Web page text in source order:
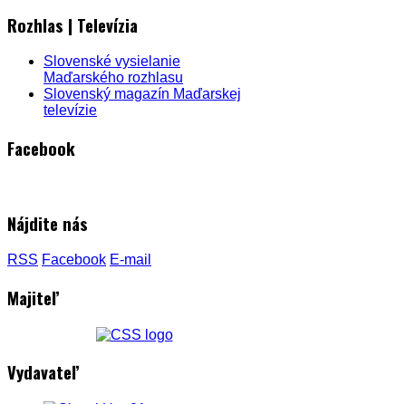
Rozhlas | Televízia
Slovenské vysielanie
Maďarského rozhlasu
Slovenský magazín Maďarskej
televízie
Facebook
Nájdite nás
RSS Facebook E-mail
Majiteľ
Vydavateľ